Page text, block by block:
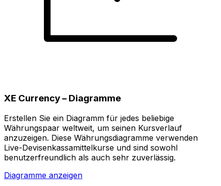
XE Currency – Diagramme
Erstellen Sie ein Diagramm für jedes beliebige
Währungspaar weltweit, um seinen Kursverlauf
anzuzeigen. Diese Währungsdiagramme verwenden
Live-Devisenkassamittelkurse und sind sowohl
benutzerfreundlich als auch sehr zuverlässig.
Diagramme anzeigen